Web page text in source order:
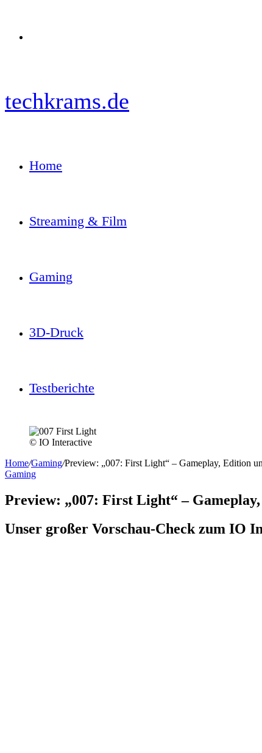
techkrams.de
Home
Streaming & Film
Gaming
3D-Druck
Testberichte
© IO Interactive
Home/Gaming/Preview: „007: First Light“ – Gameplay, Edition
Gaming
Preview: „007: First Light“ –
Unser großer Vorschau-Check zum IO